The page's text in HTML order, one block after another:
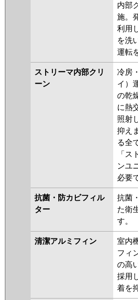
内部
施。
利用
を洗
運転
ストリーマ内部クリ
ーン
冷房
イ）
の乾
に熱
照射
抑え
る全
「ス
ンユ
必要
抗菌・防カビフィル
ター
抗菌
た衛
す。
清潔アルミフィン
室内
フィ
の高
採用
着を